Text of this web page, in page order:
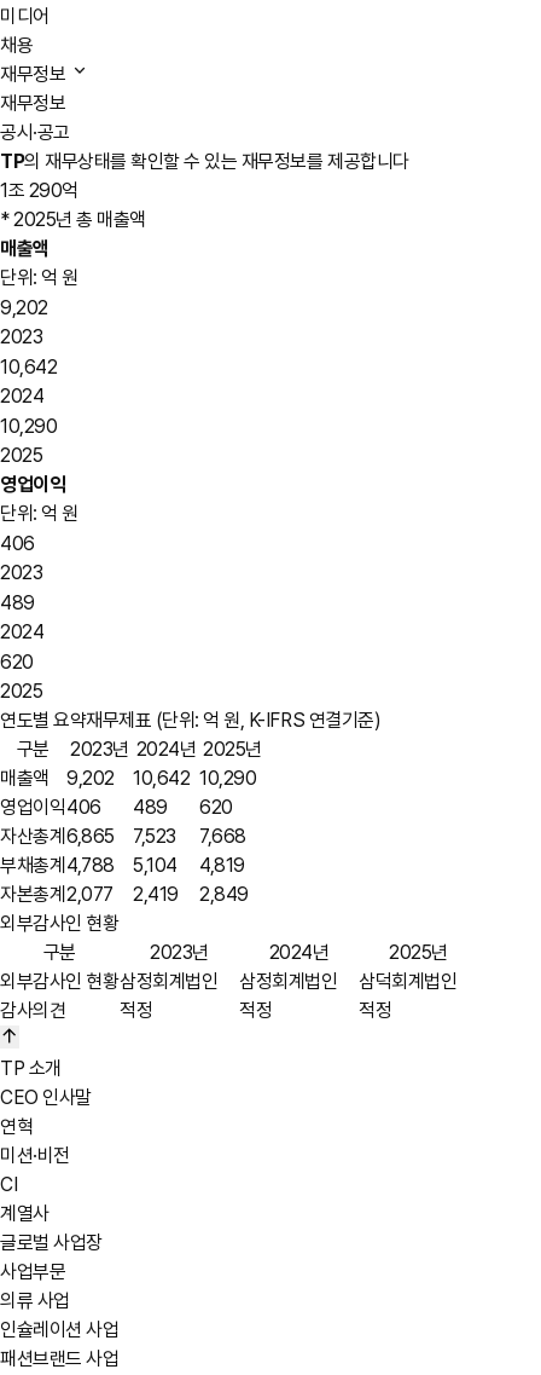
미디어
채용
재무정보
재무정보
공시·공고
TP의 재무상태를 확인할 수 있는 재무정보를 제공합니다
1조 290억
* 2025년 총 매출액
매출액
단위: 억 원
9,202
2023
10,642
2024
10,290
2025
영업이익
단위: 억 원
406
2023
489
2024
620
2025
연도별 요약재무제표 (단위: 억 원, K-IFRS 연결기준)
구분
2023년 2024년 2025년
매출액
9,202 10,642 10,290
영업이익406 489
620
자산총계 6,865 7,523
7,668
부채총계 4,788 5,104
4,819
자본총계 2,077 2,419
2,849
외부감사인 현황
구분
2023년 2024년
2025년
외부감사인 현황삼정회계법인 삼정회계법인
삼덕회계법인
감사의견
적정 적정 적정
TP 소개
CEO 인사말
연혁
미션·비전
CI
계열사
글로벌 사업장
사업부문
의류 사업
인슐레이션 사업
패션브랜드 사업